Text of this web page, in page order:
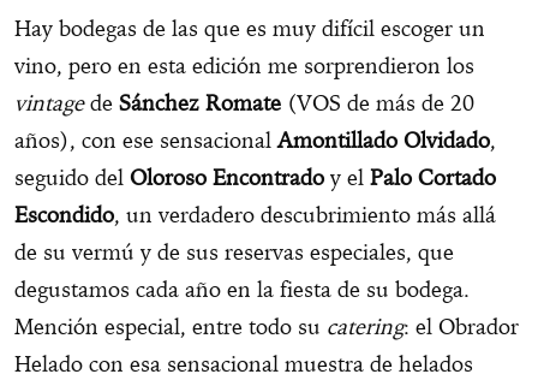
Hay bodegas de las que es muy difícil escoger un
vino, pero en esta edición me sorprendieron los
vintagede Sánchez Romate (VOS de más de 20
años), con ese sensacionalAmontillado Olvidado,
seguido del Oloroso Encontrado y el Palo Cortado
Escondido, un verdadero descubrimiento más allá
de su vermú y de sus reservas especiales, que
degustamos cada año en la fiesta de su bodega.
Mención especial, entre todo su catering: el Obrador
Helado con esa sensacional muestra de helados